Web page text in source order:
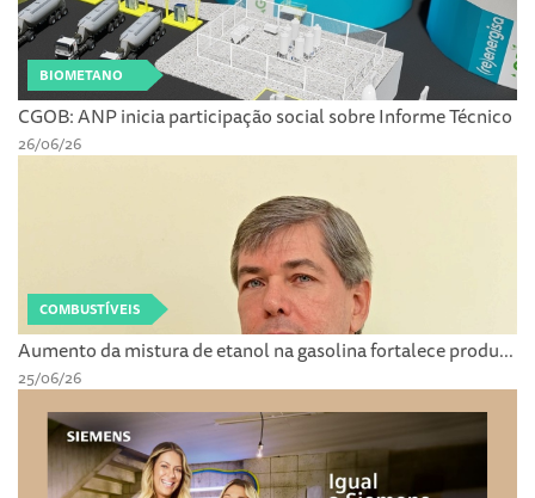
BIOMETANO
CGOB: ANP inicia participação social sobre Informe Técnico
26/06/26
COMBUSTÍVEIS
Aumento da mistura de etanol na gasolina fortalece produ...
25/06/26